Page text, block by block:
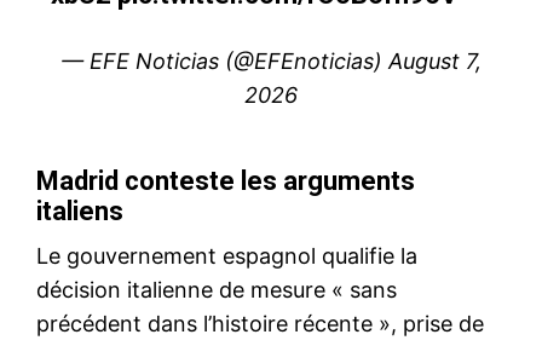
l'information
S'ABONNER MAINTENANT